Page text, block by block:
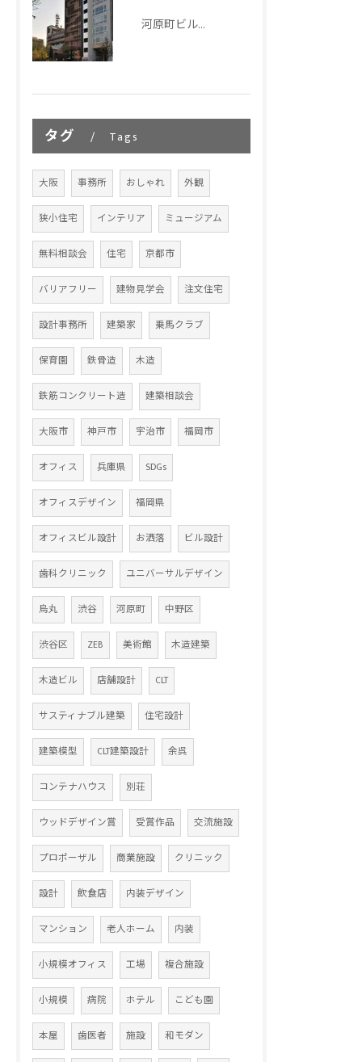
河原町ビルディング｜京都市_オフィスビル設計
タグ Tags
大阪 事務所 おしゃれ 外観
狭小住宅 インテリア ミュージアム
無料相談会 住宅 京都市
バリアフリー 建物見学会 注文住宅
設計事務所 建築家 乗馬クラブ
保育園 鉄骨造 木造
鉄筋コンクリート造 建築相談会
大阪市 神戸市 宇治市 福岡市
オフィス 兵庫県 SDGs
オフィスデザイン 福岡県
オフィスビル設計 お洒落 ビル設計
歯科クリニック ユニバーサルデザイン
烏丸 渋谷 河原町 中野区
渋谷区 ZEB 美術館 木造建築
木造ビル 店舗設計 CLT
サスティナブル建築 住宅設計
建築模型 CLT建築設計 余呉
コンテナハウス 別荘
ウッドデザイン賞 受賞作品 交流施設
プロポーザル 商業施設 クリニック
設計 飲食店 内装デザイン
マンション 老人ホーム 内装
小規模オフィス 工場 複合施設
小規模 病院 ホテル こども園
本屋 歯医者 施設 和モダン